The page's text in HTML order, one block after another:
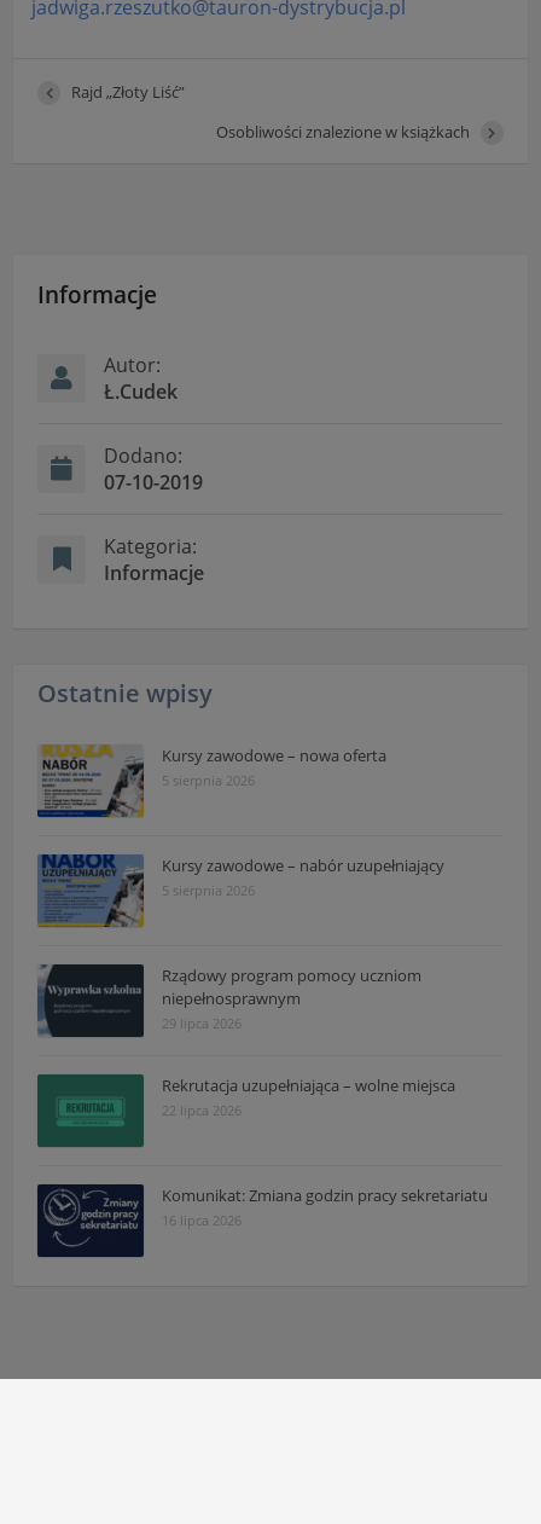
jadwiga.rzeszutko@tauron-dystrybucja.pl
Rajd „Złoty Liść”
Osobliwości znalezione w książkach
Informacje
Autor:
Ł.Cudek
Dodano:
07-10-2019
Kategoria:
Informacje
Ostatnie wpisy
Kursy zawodowe – nowa oferta
5 sierpnia 2026
Kursy zawodowe – nabór uzupełniający
5 sierpnia 2026
Rządowy program pomocy uczniom
niepełnosprawnym
29 lipca 2026
Rekrutacja uzupełniająca – wolne miejsca
22 lipca 2026
Komunikat: Zmiana godzin pracy sekretariatu
16 lipca 2026